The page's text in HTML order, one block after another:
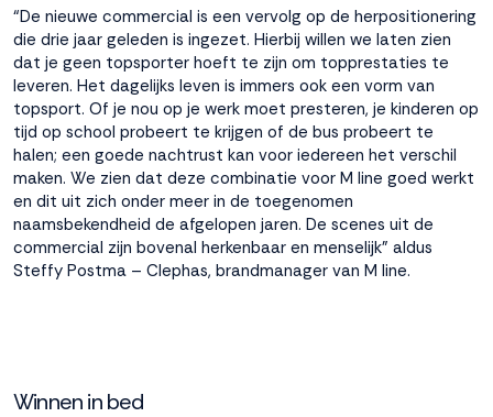
Weigeren
“De nieuwe commercial is een vervolg op de herpositionering
die drie jaar geleden is ingezet. Hierbij willen we laten zien
dat je geen topsporter hoeft te zijn om topprestaties te
leveren. Het dagelijks leven is immers ook een vorm van
topsport. Of je nou op je werk moet presteren, je kinderen op
tijd op school probeert te krijgen of de bus probeert te
halen; een goede nachtrust kan voor iedereen het verschil
maken. We zien dat deze combinatie voor M line goed werkt
en dit uit zich onder meer in de toegenomen
naamsbekendheid de afgelopen jaren. De scenes uit de
commercial zijn bovenal herkenbaar en menselijk” aldus
Steffy Postma – Clephas, brandmanager van M line.
Winnen in bed